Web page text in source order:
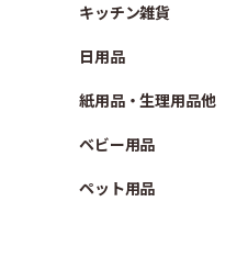
キッチン雑貨
日用品
紙用品・生理用品他
ベビー用品
ペット用品